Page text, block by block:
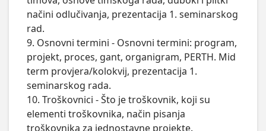
načini odlučivanja, prezentacija 1. seminarskog
rad.
9. Osnovni termini - Osnovni termini: program,
projekt, proces, gant, organigram, PERTH. Mid
term provjera/kolokvij, prezentacija 1.
seminarskog rada.
10. Troškovnici - Što je troškovnik, koji su
elementi troškovnika, način pisanja
troškovnika za jednostavne projekte.